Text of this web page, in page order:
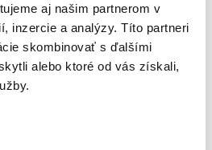
Mbps / 5 - 10 Mbps
bez časových
určený pre
zákazníkov, ktorí
aj našim partnerom v
inzercie a analýzy. Títo partneri
skombinovať s ďalšími
alebo ktoré od vás získali,